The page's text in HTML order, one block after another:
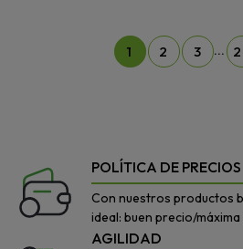
1 2 3 …
POLÍTICA DE PRECIOS
Con nuestros productos
ideal: buen precio/máxima
AGILIDAD